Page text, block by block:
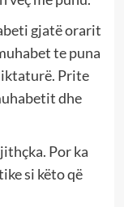
gjatë orarit
te puna
Prite
dhe
Por ka
si këto që